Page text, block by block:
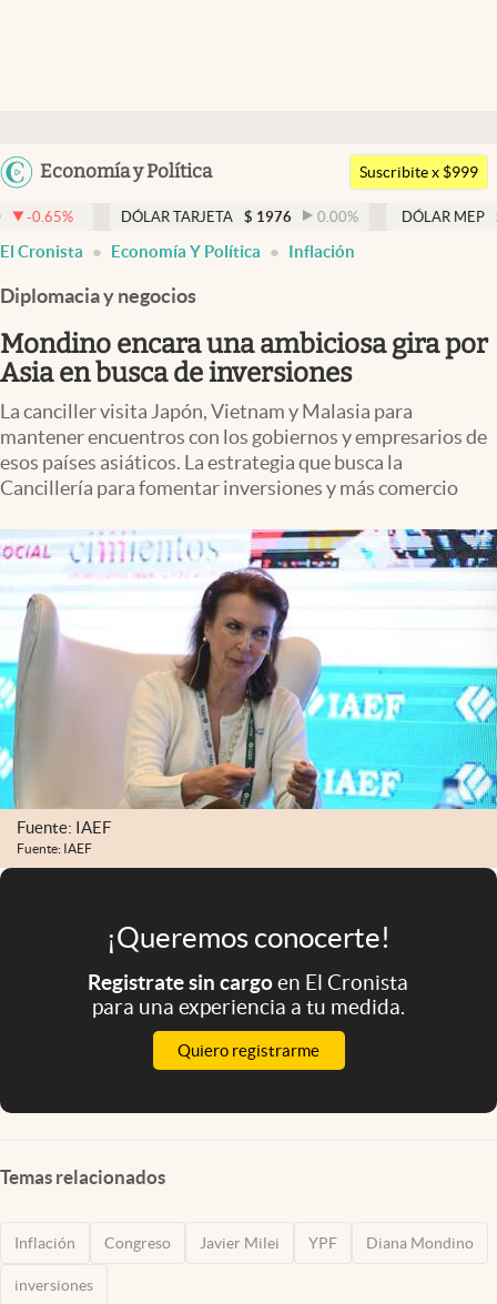
Argentina
Uruguay
Economía y Política
Members
Economía y Política
Finanzas y Mercados
Mercados Online
Negocios
Columnistas
Apertura
Clase
Clima
Mundial 2026
Eventos Corporativos
El Cronista Studio
Mediakit
abre en nueva pestaña
Argentina
Suscribite x $999
DÓLAR TARJETA $ 1976 0.00 % DÓLAR MEP $ 1520,93
El Cronista Economía Y Política Inflación
Diplomacia y negocios
Mondino encara una ambiciosa gira por
Asia en busca de inversiones
La canciller visita Japón, Vietnam y Malasia para
mantener encuentros con los gobiernos y empresarios de
esos países asiáticos. La estrategia que busca la
Cancillería para fomentar inversiones y más comercio
Fuente: IAEF
Fuente: IAEF
¡Queremos conocerte!
Registrate sin cargoen El Cronista
para una experiencia a tu medida.
Quiero registrarme
Temas relacionados
Inflación Congreso Javier Milei YPF Diana Mondino
inversiones